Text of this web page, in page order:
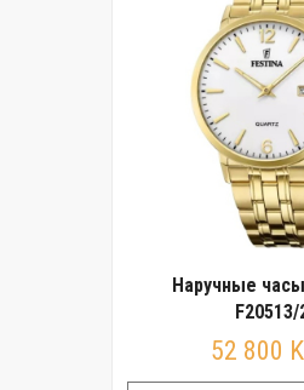
Наручные
F20513/
52 800